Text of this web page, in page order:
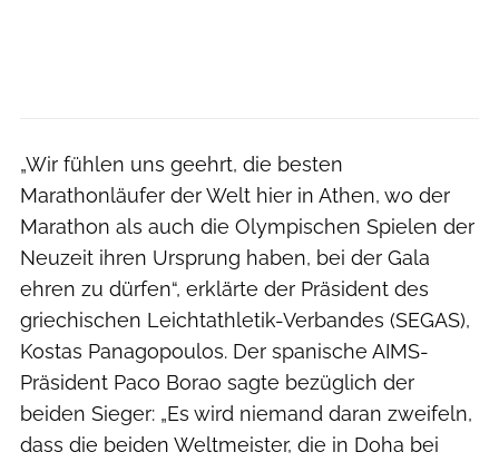
„Wir fühlen uns geehrt, die besten
Marathonläufer der Welt hier in Athen, wo der
Marathon als auch die Olympischen Spielen der
Neuzeit ihren Ursprung haben, bei der Gala
ehren zu dürfen“, erklärte der Präsident des
griechischen Leichtathletik-Verbandes (SEGAS),
Kostas Panagopoulos. Der spanische AIMS-
Präsident Paco Borao sagte bezüglich der
beiden Sieger: „Es wird niemand daran zweifeln,
dass die beiden Weltmeister, die in Doha bei